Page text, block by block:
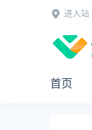
进入站
首页